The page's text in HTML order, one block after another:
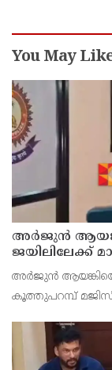
You May
അര്‍ജുന്‍
ജയിലിലേക്ക്
അർജുൻ
കൂത്തുപറമ്പ്